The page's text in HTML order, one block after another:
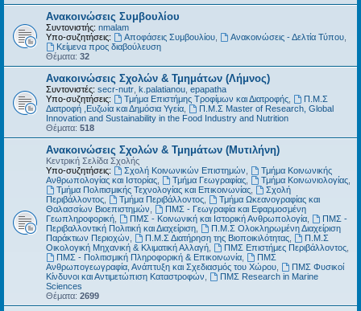
σ
Ανακοινώσεις Συμβουλίου
Συντονιστής: nmalam
Υπο-συζητήσεις:
Αποφάσεις Συμβουλίου, Ανακοινώσεις - Δελτία Τύπου,
Kείμενα προς διαβούλευση
Θέματα: 32
Ανακοινώσεις Σχολών & Τμημάτων (Λήμνος)
Συντονιστές: secr-nutr k.palatianou epapatha
Υπο-συζητήσεις:
Τμήμα Επιστήμης Τροφίμων και Διατροφής,
Π.Μ.Σ
Διατροφή ,Ευζωία και Δημόσια Υγεία
Π.Μ.Σ Master of Research, Global
Innovation and Sustainability in the Food Industry and Nutrition
Θέματα: 518
Ανακοινώσεις Σχολών & Τμημάτων (Μυτιλήνη)
Κεντρική Σελίδα Σχολής
Υπο-συζητήσεις:
Σχολή Κοινωνικών Επιστημών
Τμήμα Κοινωνικής
Ανθρωπολογίας και Ιστορίας
Τμήμα Γεωγραφίας, Τμήμα Κοινωνιολογίας,
Τμήμα Πολιτισμικής Τεχνολογίας και Επικοινωνίας,
Σχολή
Περιβάλλοντος
Τμήμα Περιβάλλοντος,
Τμήμα Ωκεανογραφίας και
Θαλασσίων Βιοεπιστημών
ΠΜΣ - Γεωγραφία και Εφαρμοσμένη
Γεωπληροφορική
ΠΜΣ - Κοινωνική και Ιστορική Ανθρωπολογία,
ΠΜΣ -
Περιβαλλοντική Πολιτική και Διαχείριση
Π.Μ.Σ Ολοκληρωμένη Διαχείριση
Παράκτιων Περιοχών
Π.Μ.Σ Διατήρηση της Βιοποικιλότητας,
Π.Μ.Σ
Οικολογική Μηχανική & Κλιματική Αλλαγή
ΠΜΣ Επιστήμες Περιβάλλοντος,
ΠΜΣ - Πολιτισμική Πληροφορική & Επικοινωνία,
ΠΜΣ
Ανθρωπογεωγραφία, Ανάπτυξη και Σχεδιασμός του Χώρου
ΠΜΣ Φυσικοί
Κίνδυνοι και Αντιμετώπιση Καταστροφών
ΠΜΣ Research in Marine
Sciences
Θέματα: 2699